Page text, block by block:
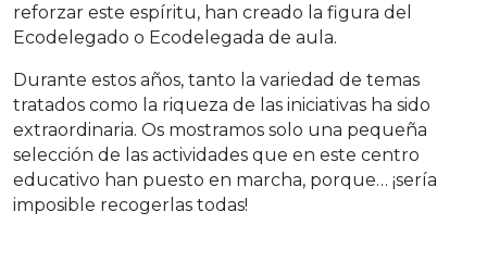
reforzar este espíritu, han creado la figura del
Ecodelegado o Ecodelegada de aula.
Durante estos años, tanto la variedad de temas
tratados como la riqueza de las iniciativas ha sido
extraordinaria. Os mostramos solo una pequeña
selección de las actividades que en este centro
educativo han puesto en marcha, porque… ¡sería
imposible recogerlas todas!